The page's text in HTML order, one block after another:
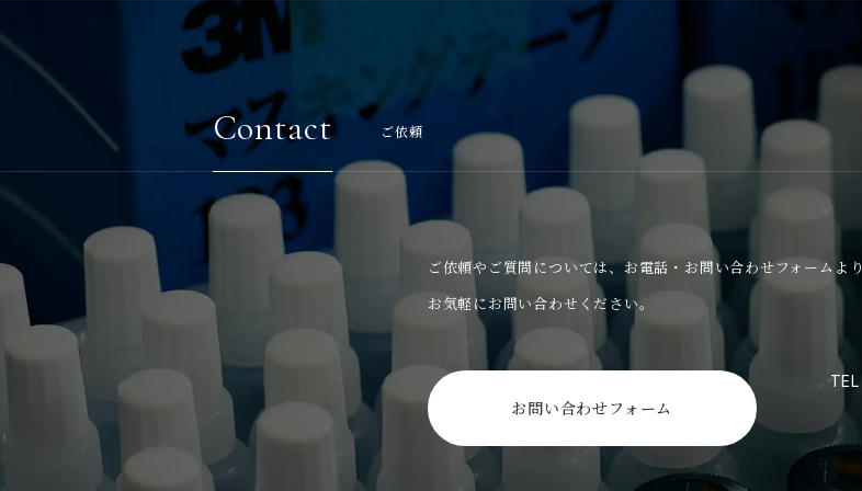
Contact ご依頼
ご依頼やご質問については、お電話・お問い合わせフォームより
お気軽にお問い合わせください。
お問い合わせフォーム
TEL